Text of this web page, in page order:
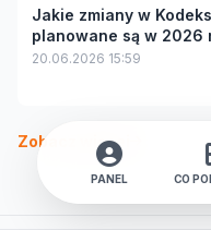
Jakie zmiany w
planowane są w 2026
20.06.2026 15:59
Zobacz więcej
PANEL CO